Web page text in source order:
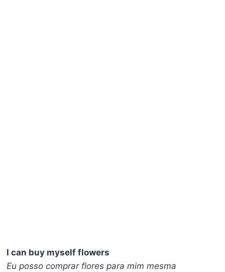
I can buy myself flowers
Eu posso comprar flores para mim mesma